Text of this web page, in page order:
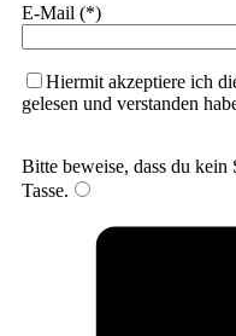
E-Mail (*)
Hiermit akzeptiere ich
gelesen und verstanden
Bitte beweise, dass du
Tasse.